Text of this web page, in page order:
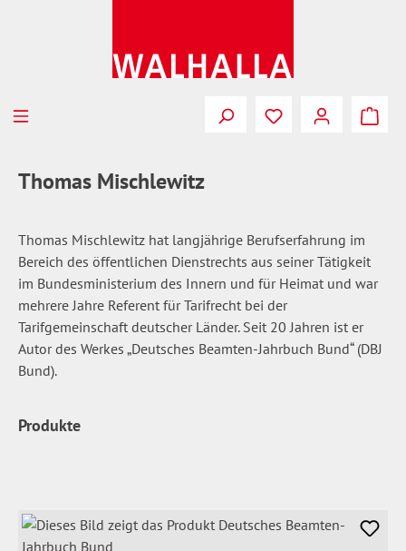
Du hast 0
Thomas Mischlewitz
Thomas Mischlewitz hat langjährige Berufserfahrung im
Bereich des öffentlichen Dienstrechts aus seiner Tätigkeit
im Bundesministerium des Innern und für Heimat und war
mehrere Jahre Referent für Tarifrecht bei der
Tarifgemeinschaft deutscher Länder. Seit 20 Jahren ist er
Autor des Werkes „Deutsches Beamten-Jahrbuch Bund“ (DBJ
Bund).
Produkte